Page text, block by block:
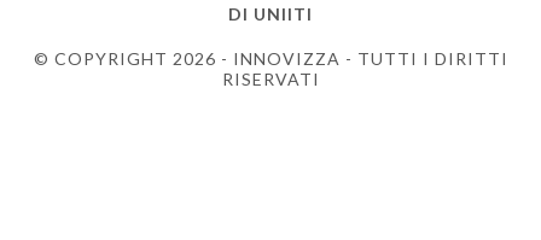
© COPYRIGHT 2026 - INNOVIZZA - TUTTI I DIRITTI
RISERVATI
DI UNIITI